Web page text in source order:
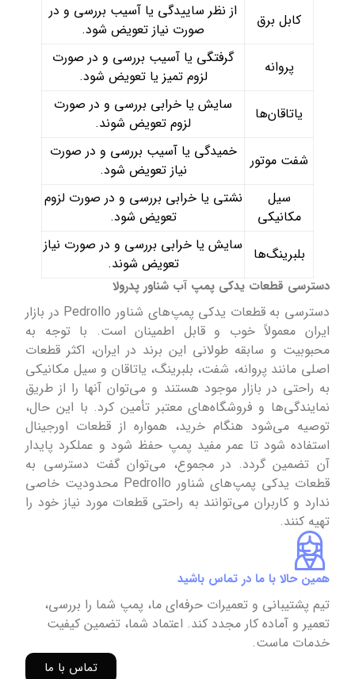
کابل برق
از نظر ساییدگی یا آسیب بررسی و در
صورت نیاز تعویض شود.
پروانه
گرفتگی یا آسیب بررسی و در صورت
لزوم تمیز یا تعویض شود.
یاتاقان‌ها
سایش یا خرابی بررسی و در صورت
لزوم تعویض شوند.
شفت موتور
خمیدگی یا آسیب بررسی و در صورت
نیاز تعویض شود.
سیل
مکانیکی
نشتی یا خرابی بررسی و در صورت لزوم
تعویض شود.
بلبرینگ‌ها
سایش یا خرابی بررسی و در صورت نیاز
تعویض شوند.
دسترسی قطعات یدکی پمپ آب شناور پدرولا
دسترسی به قطعات یدکی پمپ‌های شناور Pedrollo در بازار
ایران معمولاً خوب و قابل اطمینان است. با توجه به
محبوبیت و سابقه طولانی این برند در ایران، اکثر قطعات
اصلی مانند پروانه، شفت، بلبرینگ، یاتاقان و سیل مکانیکی
به راحتی در بازار موجود هستند و می‌توان آنها را از طریق
نمایندگی‌ها و فروشگاه‌های معتبر تأمین کرد. با این حال،
توصیه می‌شود هنگام خرید، همواره از قطعات اورجینال
استفاده شود تا عمر مفید پمپ حفظ شود و عملکرد پایدار
آن تضمین گردد. در مجموع، می‌توان گفت دسترسی به
قطعات یدکی پمپ‌های شناور Pedrollo محدودیت خاصی
ندارد و کاربران می‌توانند به راحتی قطعات مورد نیاز خود را
تهیه کنند.
همین حالا با ما در تماس باشید
تیم پشتیبانی و تعمیرات حرفه‌ای ما، پمپ شما را بررسی،
تعمیر و آماده کار مجدد کند. اعتماد شما، تضمین کیفیت
خدمات ماست.
تماس با ما